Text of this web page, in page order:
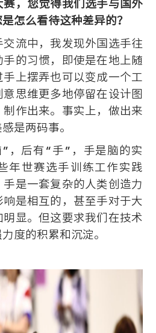
，您觉得我们选手与国外
怎么看待这种差异的？
流中，我发现外国选手往
的习惯，即使是在地上随
上摆弄也可以变成一个工
思维更多地停留在设计图
制作出来。事实上，做出来
是两码事。
，后有“手”，手是脑的实
年世赛选手训练工作实践
是一套复杂的人类创造力
是相互的，甚至手对于大
显。但这要求我们在技术
度的积累和沉淀。